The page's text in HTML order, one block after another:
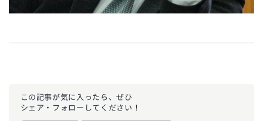
この記事が気に入ったら、ぜひ
シェア・フォローしてください！